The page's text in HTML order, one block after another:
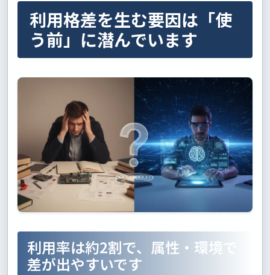
利用格差を生む要因は「使
う前」に潜んでいます
利用率は約2割で、属性・環境で
差が出やすいです